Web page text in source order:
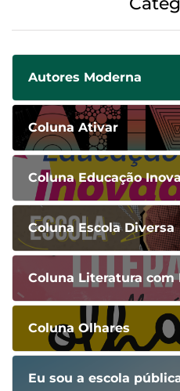
Autores Moderna
Coluna Ativar
Coluna Educação
Coluna Escola Diversa
Coluna Literatura com
Coluna Olhares
Eu sou a escola